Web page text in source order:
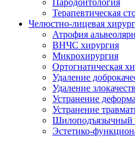
Терапевтическая
Челюстно-лицевая
Атрофия
ВНЧС хирургия
Микрохирургия
Ортогнатическая
Удаление
Удаление
Устранение
Устранение
Шилоподъязычный
Эстетико-